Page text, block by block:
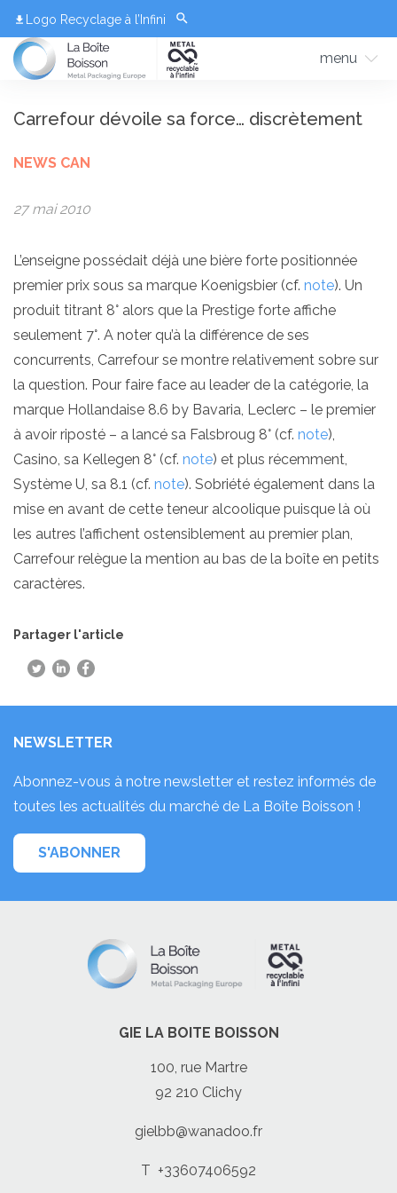
Logo Recyclage à l’Infini
menu
Carrefour dévoile sa force… discrètement
NEWS CAN
27 mai 2010
L’enseigne possédait déjà une bière forte positionnée
premier prix sous sa marque Koenigsbier (cf. note). Un
produit titrant 8° alors que la Prestige forte affiche
seulement 7°. A noter qu’à la différence de ses
concurrents, Carrefour se montre relativement sobre sur
la question. Pour faire face au leader de la catégorie, la
marque Hollandaise 8.6 by Bavaria, Leclerc – le premier
à avoir riposté – a lancé sa Falsbroug 8° (cf. note),
Casino, sa Kellegen 8° (cf. note) et plus récemment,
Système U, sa 8.1 (cf. note). Sobriété également dans la
mise en avant de cette teneur alcoolique puisque là où
les autres l’affichent ostensiblement au premier plan,
Carrefour relègue la mention au bas de la boîte en petits
caractères.
Partager l'article
NEWSLETTER
Abonnez-vous à notre newsletter et restez informés de
toutes les actualités du marché de La Boîte Boisson !
S'ABONNER
GIE LA BOITE BOISSON
100, rue Martre
92 210 Clichy
gielbb@wanadoo.fr
T +33607406592